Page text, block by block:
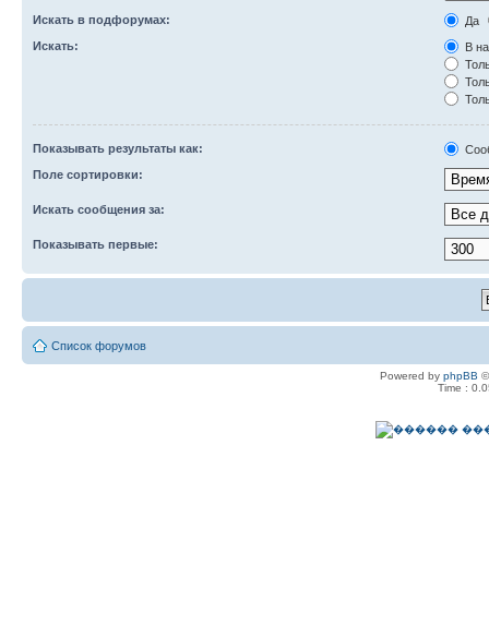
Искать в подфорумах:
Да
Искать:
В
Показывать результаты как:
Поле сортировки:
Искать сообщения за:
Показывать первые:
Список форумов
Powered by phpBB
Time :